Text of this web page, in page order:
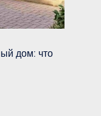
дом: что